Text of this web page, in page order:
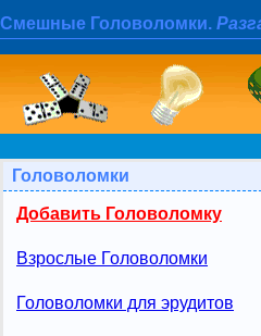
Смешные Головоломки.
Головоломки
Добавить Головоломку
Взрослые Головоломки
Головоломки для эрудитов